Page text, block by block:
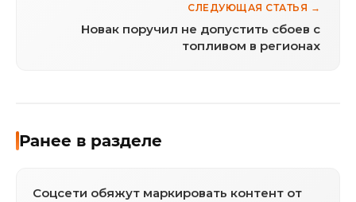
СЛЕДУЮЩАЯ СТАТЬЯ →
Новак поручил не допустить сбоев с
топливом в регионах
Ранее в разделе
Соцсети обяжут маркировать контент от